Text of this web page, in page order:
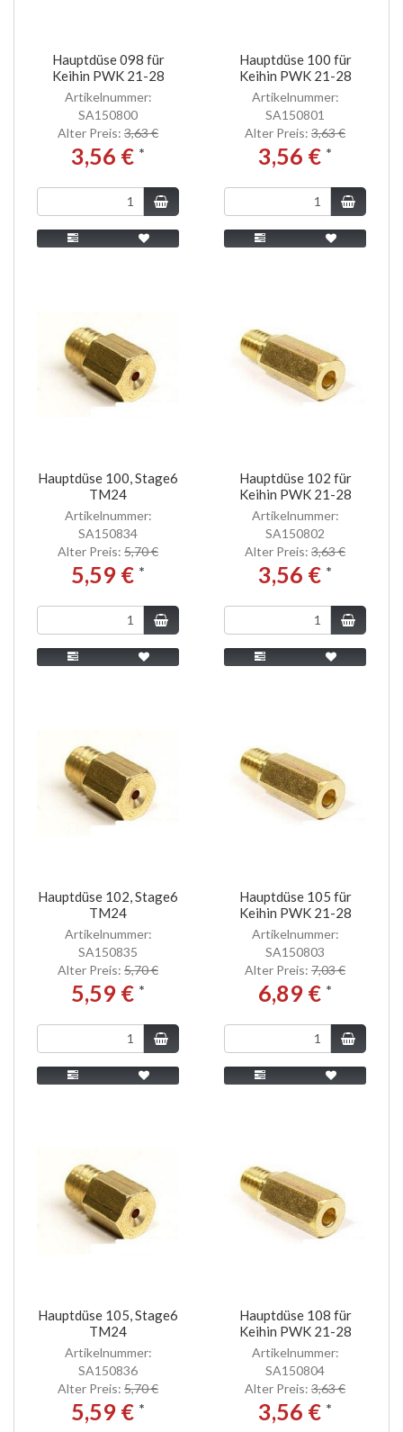
Hauptdüse 098 für
Keihin PWK 21-28
Artikelnummer:
SA150800
Alter Preis: 3,63 €
3,56 € *
Hauptdüse 100 für
Keihin PWK 21-28
Artikelnummer:
SA150801
Alter Preis: 3,63 €
3,56 € *
Hauptdüse 100, Stage6
TM24
Artikelnummer:
SA150834
Alter Preis: 5,70 €
5,59 € *
Hauptdüse 102 für
Keihin PWK 21-28
Artikelnummer:
SA150802
Alter Preis: 3,63 €
3,56 € *
Hauptdüse 102, Stage6
TM24
Artikelnummer:
SA150835
Alter Preis: 5,70 €
5,59 € *
Hauptdüse 105 für
Keihin PWK 21-28
Artikelnummer:
SA150803
Alter Preis: 7,03 €
6,89 € *
Hauptdüse 105, Stage6
TM24
Artikelnummer:
SA150836
Alter Preis: 5,70 €
5,59 € *
Hauptdüse 108 für
Keihin PWK 21-28
Artikelnummer:
SA150804
Alter Preis: 3,63 €
3,56 € *